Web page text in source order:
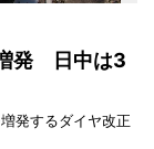
発 日中は3
発するダイヤ改正